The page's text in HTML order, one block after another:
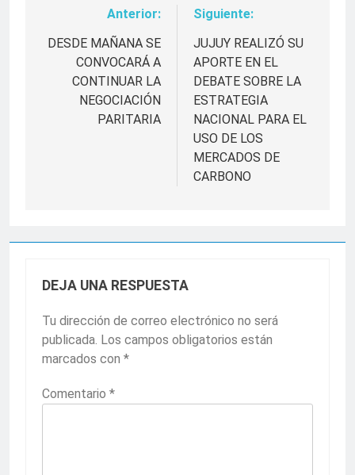
Navegación
de
entradas
Anterior:
DESDE MAÑANA SE
CONVOCARÁ A
CONTINUAR LA
NEGOCIACIÓN
PARITARIA
Siguiente:
JUJUY REALIZÓ SU
APORTE EN EL
DEBATE SOBRE LA
ESTRATEGIA
NACIONAL PARA EL
USO DE LOS
MERCADOS DE
CARBONO
DEJA UNA RESPUESTA
Tu dirección de correo electrónico no será
publicada. Los campos obligatorios están
marcados con *
Comentario *